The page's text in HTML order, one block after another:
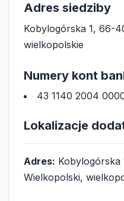
Adres siedziby
Kobylogórska 1, 66-
wielkopolskie
Numery kont
43 1140 2004
Lokalizacje
Adres:
Wielkopolski,